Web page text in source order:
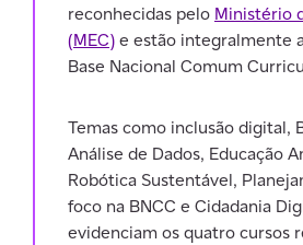
reconhecidas pelo Ministério
(MEC)e estão integralmente
Base Nacional Comum
Temas como inclusão digital,
Análise de Dados, Educação
Robótica Sustentável,
foco na BNCC e Cidadania
evidenciam os quatro cursos